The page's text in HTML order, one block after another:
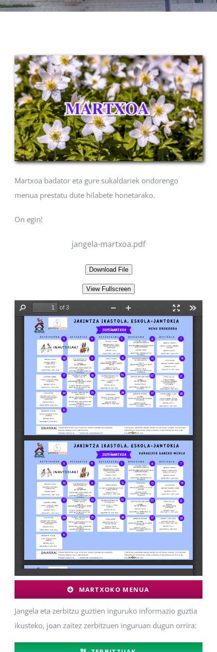
AGENDA 2030
Martxoa badator eta gure sukaldariek ondorengo
menua prestatu dute hilabete honetarako.
On egin!
jangela-martxoa.pdf
Download File
View Fullscreen
MARTXOKO MENUA
Jangela eta zerbitzu guztien inguruko informazio guztia
ikusteko, joan zaitez zerbitzuen inguruan dugun orrira: